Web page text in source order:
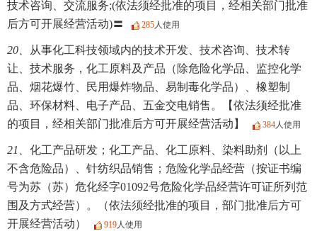
技术咨询、交流服务;(依法须经批准的项目，经相关部门批准
后方可开展经营活动)〓
285人使用
20、
从事化工科技领域内的技术开发、技术咨询、技术转
让、技术服务，化工原料及产品（除危险化学品、监控化学
品、烟花爆竹、民用爆炸物品、易制毒化学品）、橡塑制
品、环保材料、电子产品、五金交电销售。【依法须经批准
的项目，经相关部门批准后方可开展经营活动】
384人使用
21、 化工产品研发；化工产品、化工原料、染料助剂（以上
不含危险品）、针纺织品销售；危险化学品经营（按证书编
号为苏（苏）危化经字01092号危险化学品经营许可证所列范
围及方式经营）。（依法须经批准的项目，部门批准后方可
开展经营活动）
919人使用